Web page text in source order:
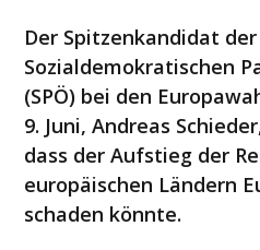
Der Spitzenkandidat der
Sozialdemokratischen
(SPÖ) bei den
9. Juni, Andreas
dass der Aufstieg der
europäischen Ländern
schaden könnte.